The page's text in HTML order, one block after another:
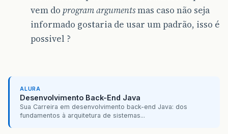
vem do program argumentsmas caso não seja
informado gostaria de usar um padrão, isso é
possivel ?
ALURA
Desenvolvimento Back-End Java
Sua Carreira em desenvolvimento back-end Java: dos
fundamentos à arquitetura de sistemas...